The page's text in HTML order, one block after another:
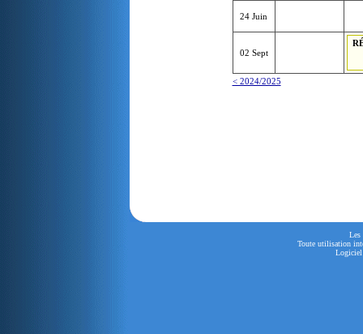
24 Juin
02 Sept
< 2024/2025
Les
Toute utilisation
Logiciel